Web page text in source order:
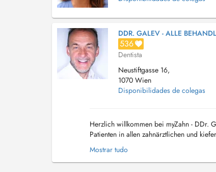
DDR. GALEV - ALLE
536
Dentista
Neustiftgasse 16,
1070 Wien
Disponibilidades de colegas
Herzlich willkommen bei myZahn - DDr.
Patienten in allen zahnärztlichen und
Ängste und Bedürfnisse ein und erstell...
Mostrar tudo